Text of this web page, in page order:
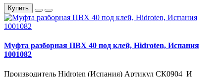
Купить
Муфта разборная ПВХ 40 под клей, Hidroten, Испания
1001082
Производитель Hidroten (Испания) Артикул СК0904_И